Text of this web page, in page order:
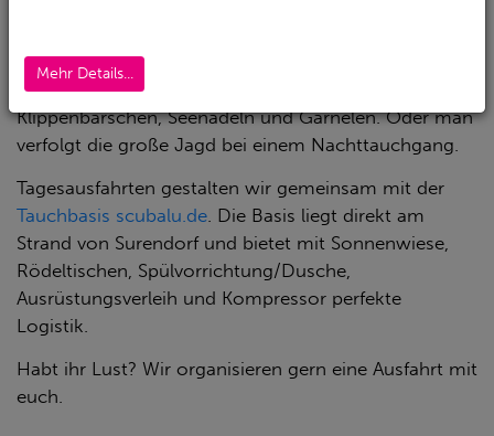
Riff malerisch unter kunterbunten Algenwäldern. Hier
begegnet man Plattfischen, Dorschen, Seeforellen,
Klippenbarschen, Seenadeln und Garnelen. Oder man
verfolgt die große Jagd bei einem Nachttauchgang.
Tagesausfahrten gestalten wir gemeinsam mit der
Tauchbasis scubalu.de. Die Basis liegt direkt am
Strand von Surendorf und bietet mit Sonnenwiese,
Rödeltischen, Spülvorrichtung/Dusche,
Ausrüstungsverleih und Kompressor perfekte
Logistik.
Habt ihr Lust? Wir organisieren gern eine Ausfahrt mit
euch.
Mehr Details...